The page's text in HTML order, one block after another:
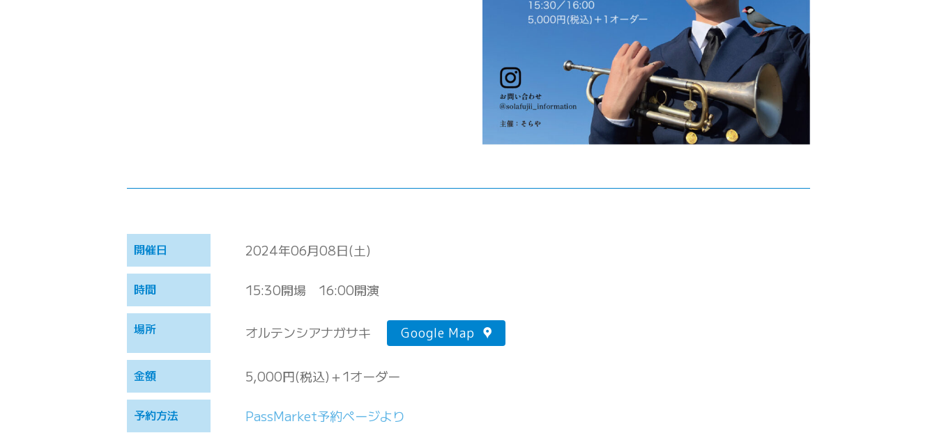
開催日 2024年06月08日(土)
時間 15:30開場 16:00開演
場所 オルテンシアナガサキ Google Map
金額 5,000円(税込)＋1オーダー
予約方法 PassMarket予約ページより